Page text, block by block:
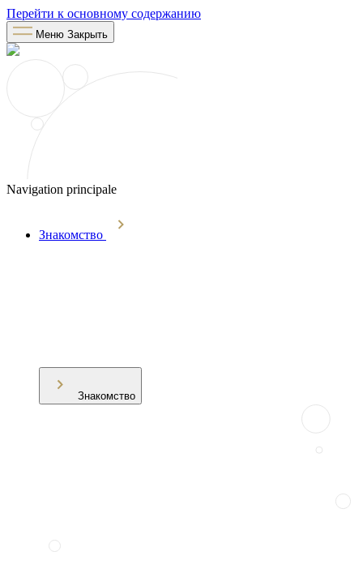
Перейти к основному содержанию
Меню Закрыть
Navigation principale
Знакомство
Знакомство